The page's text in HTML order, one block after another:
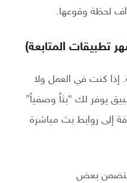
لحظة وقوعها.
إذا كنت في العمل ولا
يوفر لك “بثاً وصفياً”
إلى روابط بث مباشرة
تتضمن بعض